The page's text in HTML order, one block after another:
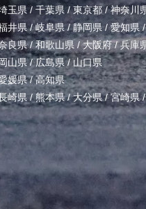
玉県/ 千葉県 /東京都/神奈川
井県/岐阜県/静岡県/ 愛知県 /
良県/和歌山県 /大阪府/兵庫
山県/広島県/山口県
媛県/高知県
崎県 /熊本県/大分県/宮崎県